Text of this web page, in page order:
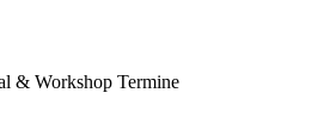
& Workshop Termine